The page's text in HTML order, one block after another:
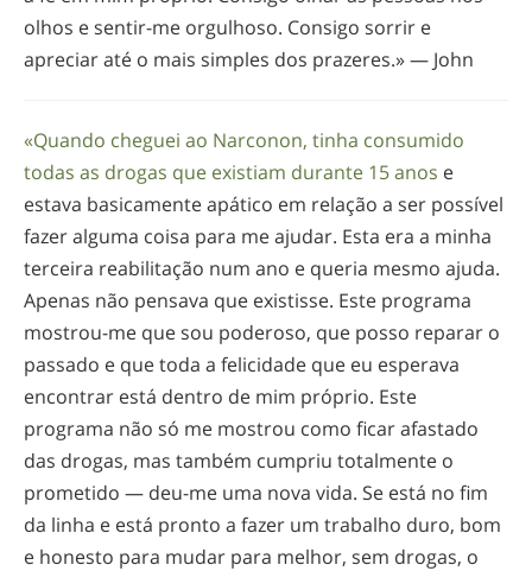
olhos esentir-me orgulhoso. Consigo sorrir e
apreciar até o mais simples dos prazeres.» — John
«Quando cheguei ao Narconon, tinha consumido
todas as drogas que existiam durante 15 anos e
estava basicamente apático em relação a ser possível
fazer alguma coisa para me ajudar. Esta era a minha
terceira reabilitação num ano e queria mesmo ajuda.
Apenas não pensava que existisse. Este programa
mostrou-me que sou poderoso, que posso reparar o
passado e que toda a felicidade que eu esperava
encontrar está dentro de mim próprio. Este
programa não só me mostrou como ficar afastado
das drogas, mas também cumpriu totalmente o
prometido — deu-me uma nova vida. Se está no fim
da linha e está pronto a fazer um trabalho duro, bom
e honesto para mudar para melhor, sem drogas, o